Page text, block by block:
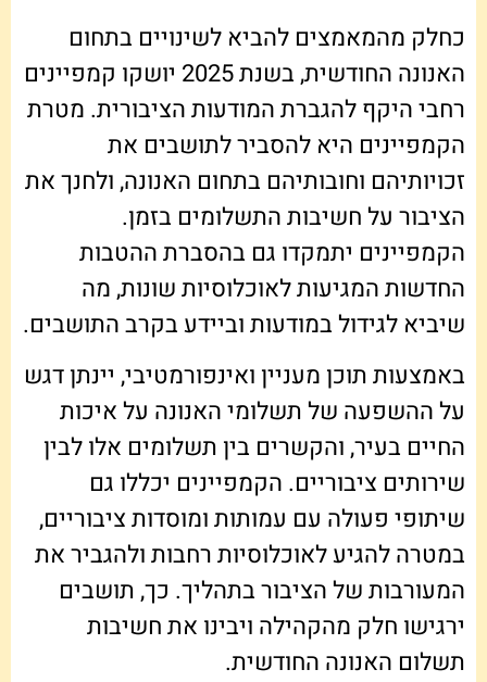
כחלק מהמאמצים להביא לשינויים בתחום
האנונה החודשית, בשנת 2025 יושקו קמפיינים
רחבי היקף להגברת המודעות הציבורית. מטרת
הקמפיינים היא להסביר לתושבים את
זכויותיהם וחובותיהם בתחום האנונה, ולחנך את
הציבור על חשיבות התשלומים בזמן.
הקמפיינים יתמקדו גם בהסברת ההטבות
החדשות המגיעות לאוכלוסיות שונות, מה
שיביא לגידול במודעות וביידע בקרב התושבים.
באמצעות תוכן מעניין ואינפורמטיבי, יינתן דגש
על ההשפעה של תשלומי האנונה על איכות
החיים בעיר, והקשרים בין תשלומים אלו לבין
שירותים ציבוריים. הקמפיינים יכללו גם
שיתופי פעולה עם עמותות ומוסדות ציבוריים,
במטרה להגיע לאוכלוסיות רחבות ולהגביר את
המעורבות של הציבור בתהליך. כך, תושבים
ירגישו חלק מהקהילה ויבינו את חשיבות
תשלום האנונה החודשית.